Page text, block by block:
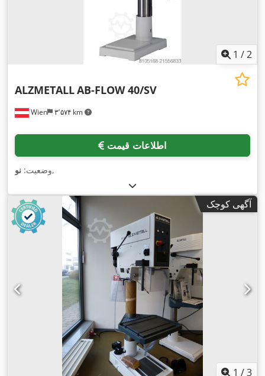
1 /2
Wien ۳٬۵۷۴ km
ALZMETALLAB-FLOW 40/SV
اطلاعات قیمت
وضعیت: نو ,
آگهی کوچک
1 /3